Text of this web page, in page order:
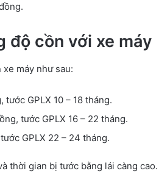
độ cồn với xe máy
máy như sau:
GPLX 10 – 18 tháng.
tước GPLX 16 – 22 tháng.
GPLX 22 – 24 tháng.
thời gian bị tước bằng lái càng cao.